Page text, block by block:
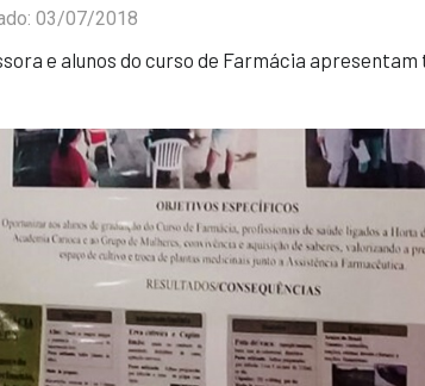
03/07/2018
e alunos do curso de Farmácia